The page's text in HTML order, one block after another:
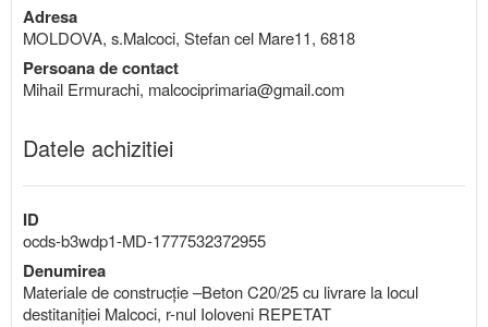
Adresa
MOLDOVA, s.Malcoci, Stefan cel Mare11, 6818
Persoana de contact
Mihail Ermurachi, malcociprimaria@gmail.com
Datele achizitiei
ID
ocds-b3wdp1-MD-1777532372955
Denumirea
Materiale de construcție –Beton C20/25 cu livrare la locul
destitaniției Malcoci, r-nul Ioloveni REPETAT